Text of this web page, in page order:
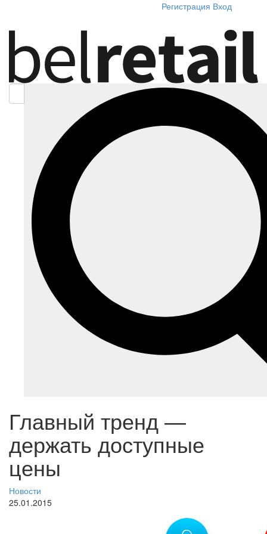
Регистрация Вход
Главный тренд —
держать доступные
цены
Новости
25.01.2015